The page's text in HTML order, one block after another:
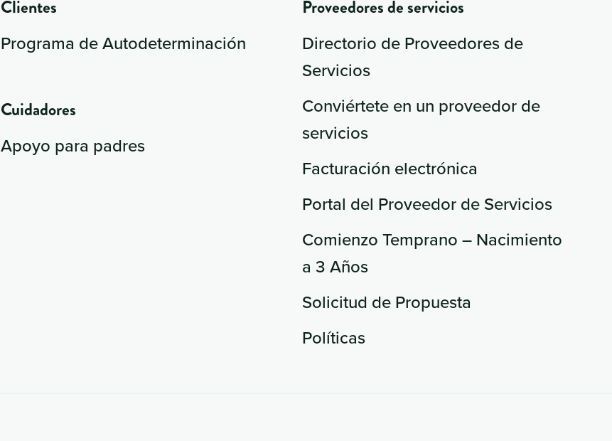
Clientes
Programa de Autodeterminación
Cuidadores
Apoyo para padres
Proveedores de servicios
Directorio de Proveedores de
Servicios
Conviértete en un proveedor de
servicios
Facturación electrónica
Portal del Proveedor de Servicios
Comienzo Temprano – Nacimiento
a 3 Años
Solicitud de Propuesta
Políticas